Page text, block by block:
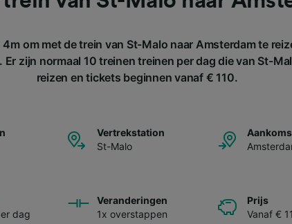
om met de trein van St-Malo naar Amsterdam te
zijn normaal 10 treinen treinen per dag die van St-
reizen en tickets beginnen vanaf € 110.
Vertrekstation
St-Malo
dag
Veranderingen
1x overstappen
Prijs
Vanaf €